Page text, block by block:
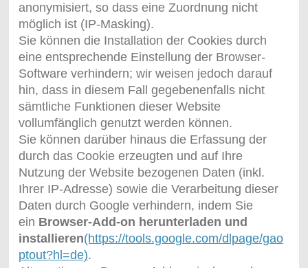
anonymisiert, so dass eine Zuordnung nicht
möglich ist (IP-Masking).
Sie können die Installation der Cookies durch
eine entsprechende Einstellung der Browser-
Software verhindern; wir weisen jedoch darauf
hin, dass in diesem Fall gegebenenfalls nicht
sämtliche Funktionen dieser Website
vollumfänglich genutzt werden können.
Sie können darüber hinaus die Erfassung der
durch das Cookie erzeugten und auf Ihre
Nutzung der Website bezogenen Daten (inkl.
Ihrer IP-Adresse) sowie die Verarbeitung dieser
Daten durch Google verhindern, indem Sie
ein Browser-Add-on herunterladen und
installieren(https://tools.google.com/dlpage/gao
ptout?hl=de).